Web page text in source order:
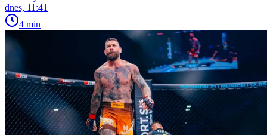
dnes, 11:41
4 min